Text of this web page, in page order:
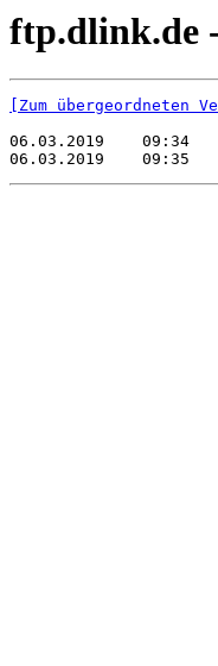
ftp.dlink.de
[Zum übergeordneten
06.03.2019    09:34
06.03.2019    09:35